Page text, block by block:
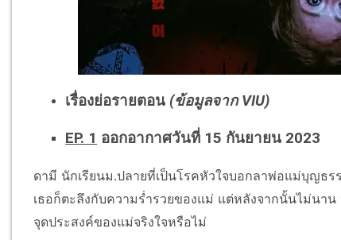
เรื่องย่อรายตอน (ข้อมูลจาก VIU)
EP. 1 ออกอากาศวันที่ 15 กันยายน 2023
ดามี นักเรียนม.ปลายที่เป็นโรคหัวใจบอกลาพ่อแม่บุญธ
เธอก็ตะลึงกับความร่ำรวยของแม่ แต่หลังจากนั้นไม่นา
จุดประสงค์ของแม่จริงใจหรือไม่